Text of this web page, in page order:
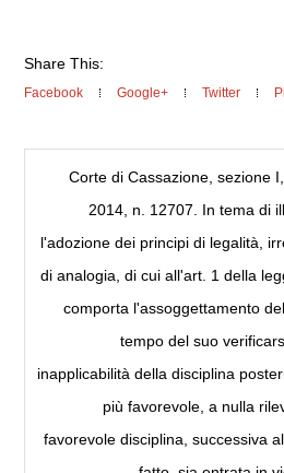
Share This:
Facebook Google+ Twitter
Corte di Cassazione, sezione
2014, n. 12707. In tema di
l'adozione dei principi di legalità,
di analogia, di cui all'art. 1 della
comporta l'assoggettamento
tempo del suo
inapplicabilità della disciplina
più favorevole, a nulla
favorevole disciplina, successiva